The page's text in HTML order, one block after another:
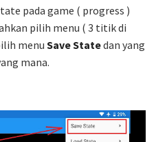
pada game ( progress )
pilih menu ( 3 titik di
menu Save Statedan yang
mana.